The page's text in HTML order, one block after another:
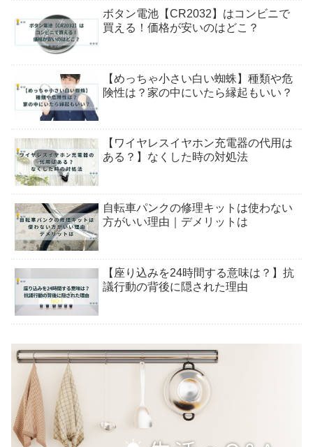
ボタン電池【CR2032】はコンビニで
買える！価格が安いのはどこ？
【めっちゃ小さい白い蜘蛛】種類や危
険性は？家の中にいたら縁起もいい？
【ワイヤレスイヤホン充電器の代用は
ある？】なくした時の対処法
自転車パンクの修理キットは使わない
方がいい理由｜デメリットは
【座り込みを24時間する意味は？】抗
議行動の背後に隠された理由